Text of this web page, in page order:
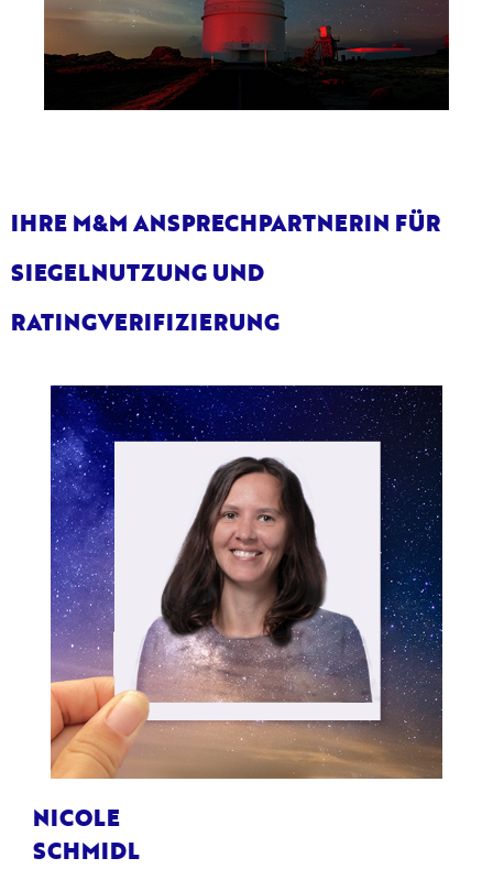
IHRE M&M ANSPRECHPARTNERIN FÜR
SIEGELNUTZUNG UND
RATINGVERIFIZIERUNG
NICOLE
SCHMIDL